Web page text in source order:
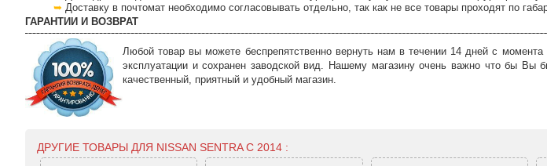
Доставку в почтомат необходимо согласовывать отдельно, так как не все товары проходят по
ГАРАНТИИ И ВОЗВРАТ
Любой товар вы можете беспрепятственно вернуть нам в течении 14 дней с
эксплуатации и сохранен заводской вид. Нашему магазину очень важно что бы Вы
качественный, приятный и удобный магазин.
ДРУГИЕ ТОВАРЫ ДЛЯ NISSAN SENTRA С 2014 :